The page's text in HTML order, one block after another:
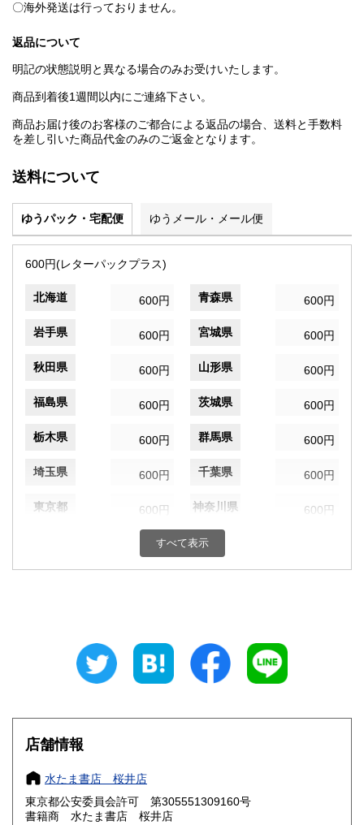
〇海外発送は行っておりません。
返品について
明記の状態説明と異なる場合のみお受けいたします。
商品到着後1週間以内にご連絡下さい。
商品お届け後のお客様のご都合による返品の場合、送料と手数料
を差し引いた商品代金のみのご返金となります。
送料について
ゆうパック・宅配便 ゆうメール・メール便
600円(レターパックプラス)
北海道 600円 青森県 600円
岩手県 600円 宮城県 600円
秋田県 600円 山形県 600円
福島県 600円 茨城県 600円
栃木県 600円 群馬県 600円
埼玉県 600円 千葉県 600円
東京都 600円 神奈川県 600円
600円 富山県
静岡県
600円 三重県
滋賀県 600円 京都府 600円
大阪府
奈良県
鳥取県
すべて表示
店舗情報
水たま書店 桜井店
東京都公安委員会許可 第305551309160号
書籍商 水たま書店 桜井店